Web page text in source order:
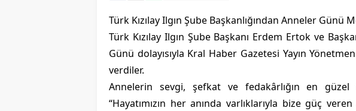
Türk Kızılay Ilgın Şube Başkanlığından Anneler Günü
Türk Kızılay Ilgın Şube Başkanı Erdem Ertok ve
Günü dolayısıyla Kral Haber Gazetesi Yayın
verdiler.
Annelerin sevgi, şefkat ve fedakârlığın en
“Hayatımızın her anında varlıklarıyla bize güç